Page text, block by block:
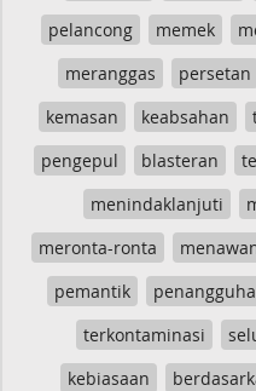
pelancong
memek
meranggas
persetan
kemasan
keabsahan
pengepul
blasteran
menindaklanjuti
meronta-ronta
pemantik
terkontaminasi
kebiasaan